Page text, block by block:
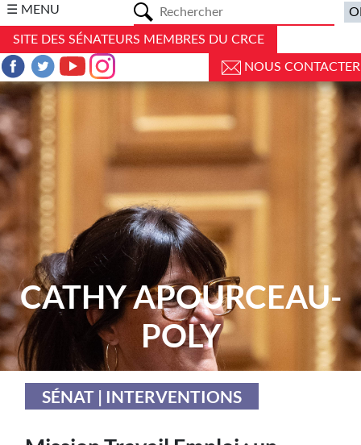
☰ MENU
SITE DES SÉNATEURS MEMBRES DU CRCE
NOUS CONTACTER
CATHY APOURCEAU-
POLY
SÉNAT | INTERVENTIONS